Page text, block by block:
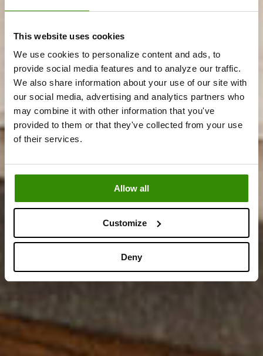
This website uses cookies
We use cookies to personalize content and ads, to
provide social media features and to analyze our traffic.
We also share information about your use of our site with
our social media, advertising and analytics partners who
may combine it with other information that you've
provided to them or that they've collected from your use
of their services.
Allow all
Customize
Deny